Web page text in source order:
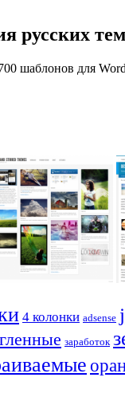
русских
шаблонов для
4 колонки adsense
заработок